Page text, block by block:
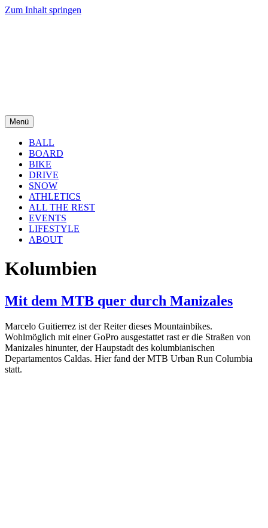
Zum Inhalt springen
Menü
BALL
BOARD
BIKE
DRIVE
SNOW
ATHLETICS
ALL THE REST
EVENTS
LIFESTYLE
ABOUT
Kolumbien
Mit dem MTB quer durch Manizales
Marcelo Guitierrez ist der Reiter dieses Mountainbikes.
Wohlmöglich mit einer GoPro ausgestattet rast er die Straßen von
Manizales hinunter, der Haupstadt des kolumbianischen
Departamentos Caldas. Hier fand der MTB Urban Run Columbia
statt.